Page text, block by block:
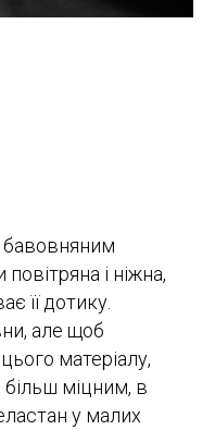
бавовняним
і ніжна,
її дотику.
але щоб
матеріалу,
міцним, в
у малих